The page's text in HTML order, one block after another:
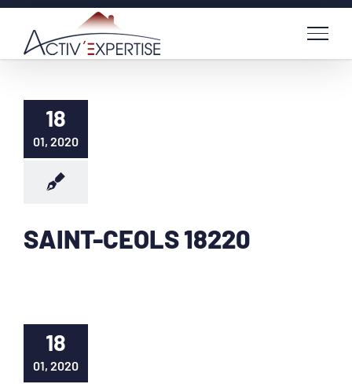
Passer
contenu
18
01, 2020
SAINT-CEOLS 18220
18
01, 2020